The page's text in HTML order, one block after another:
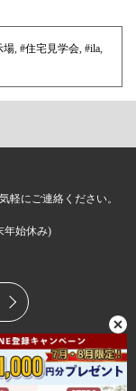
場 #住宅見学会 #ila
軽にご連絡ください。
年始休み)